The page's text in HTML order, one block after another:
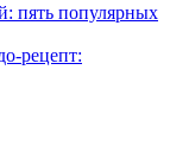
пять популярных
рецепт: